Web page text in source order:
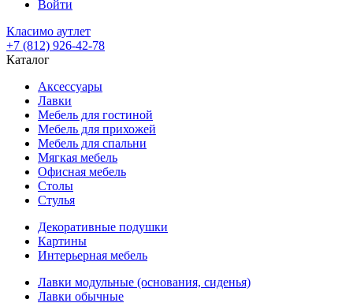
Войти
Класимо аутлет
+7 (812) 926-42-78
Каталог
Аксессуары
Лавки
Мебель для гостиной
Мебель для прихожей
Мебель для спальни
Мягкая мебель
Офисная мебель
Столы
Стулья
Декоративные подушки
Картины
Интерьерная мебель
Лавки модульные (основания, сиденья)
Лавки обычные